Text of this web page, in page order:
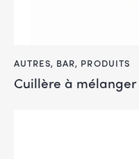
AUTRES, BAR, PRODUITS
Cuillère à mélanger